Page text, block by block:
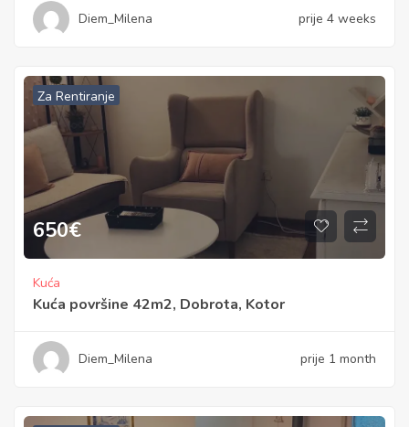
Diem_Milena prije 4 weeks
Za Rentiranje
650€
Kuća
Kuća površine 42m2, Dobrota, Kotor
Diem_Milena prije 1 month